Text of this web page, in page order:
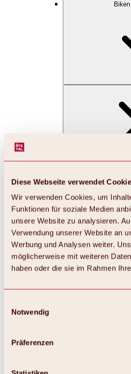
Diese Webseite verwendet
Wir verwenden Cookies, um
Funktionen für soziale Medien
unsere Website zu analysieren.
Verwendung unserer Website an
Werbung und Analysen weiter.
möglicherweise mit weiteren
haben oder die sie im Rahmen
Notwendig
Präferenzen